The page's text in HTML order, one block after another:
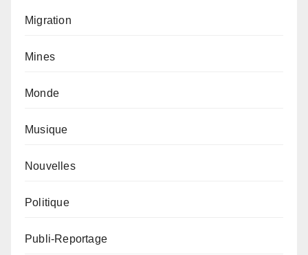
Migration
Mines
Monde
Musique
Nouvelles
Politique
Publi-Reportage